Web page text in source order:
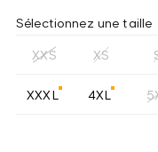
Sélectionnez une taille
XXS XS
XXXL 4XL